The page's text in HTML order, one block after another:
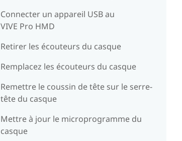
Connecter un appareil USB au
VIVE Pro HMD
Retirer les écouteurs du casque
Remplacez les écouteurs du casque
Remettre le coussin de tête sur le serre-
tête du casque
Mettre à jour le microprogramme du
casque